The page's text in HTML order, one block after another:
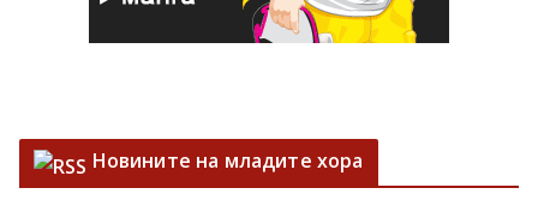
Новините на младите хора